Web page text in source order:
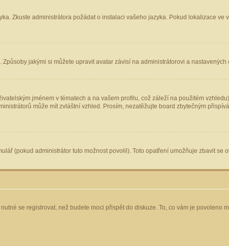
Zkuste administrátora požádat o instalaci vašeho jazyka. Pokud lokalizace ve
jakými si můžete upravit avatar závisí na administrátorovi a
jménem v tématech a na vašem profilu, což záleží na použitém
může mít zvláštní vzhled. Prosím, nezatěžujte board zbytečným
(pokud administrátor tuto možnost povolil). Toto opatření umožňuje zbavit se
se registrovat, než budete moci přispět do diskuze. To, co vám je povoleno